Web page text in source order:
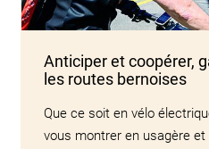
Anticiper et coopérer,
les routes bernoises
Que ce soit en vélo
vous montrer en usagère